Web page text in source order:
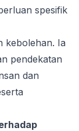
spesifik
kebolehan. Ia
pendekatan
dan